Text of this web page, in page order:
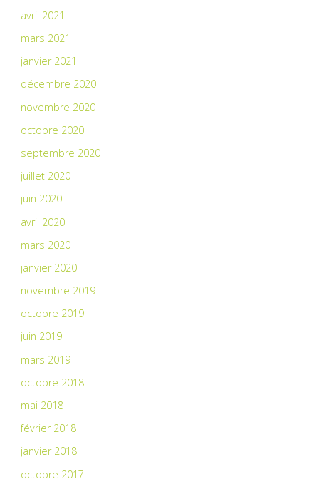
avril 2021
mars 2021
janvier 2021
décembre 2020
novembre 2020
octobre 2020
septembre 2020
juillet 2020
juin 2020
avril 2020
mars 2020
janvier 2020
novembre 2019
octobre 2019
juin 2019
mars 2019
octobre 2018
mai 2018
février 2018
janvier 2018
octobre 2017